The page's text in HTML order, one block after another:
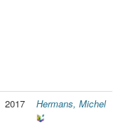
2017 Hermans, Michel